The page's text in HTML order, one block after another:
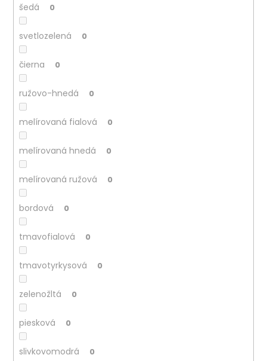
šedá 0
svetlozelená 0
čierna 0
ružovo-hnedá 0
melírovaná fialová 0
melírovaná hnedá 0
melírovaná ružová 0
bordová 0
tmavofialová 0
tmavotyrkysová 0
zelenožltá 0
piesková 0
slivkovomodrá 0